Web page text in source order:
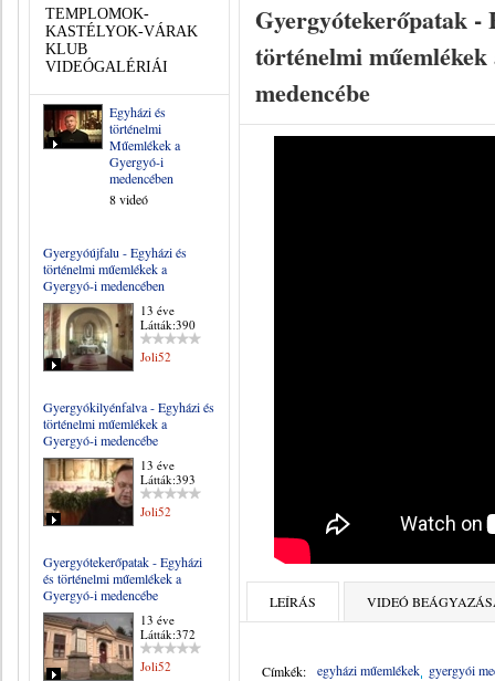
TEMPLOMOK-
KASTÉLYOK-VÁRAK
KLUB
VIDEÓGALÉRIÁI
Egyházi és
történelmi
Műemlékek a
Gyergyó-i
medencében
8 videó
Gyergyóújfalu - Egyházi és
történelmi műemlékek a
Gyergyó-i medencében
13 éve
Látták:390
Joli52
Gyergyókilyénfalva - Egyházi és
történelmi műemlékek a
Gyergyó-i medencébe
13 éve
Látták:393
Joli52
Gyergyótekerőpatak - Egyházi
és történelmi műemlékek a
Gyergyó-i medencébe
13 éve
Látták:372
Joli52
Gyergyótekerőpatak -
történelmi
medencébe
LEÍRÁS VIDEÓ
Címkék: egyházi műemlékek gyergyói